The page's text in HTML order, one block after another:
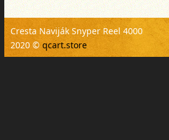
Cresta Naviják Snyper Reel 4000
2020 © qcart.store